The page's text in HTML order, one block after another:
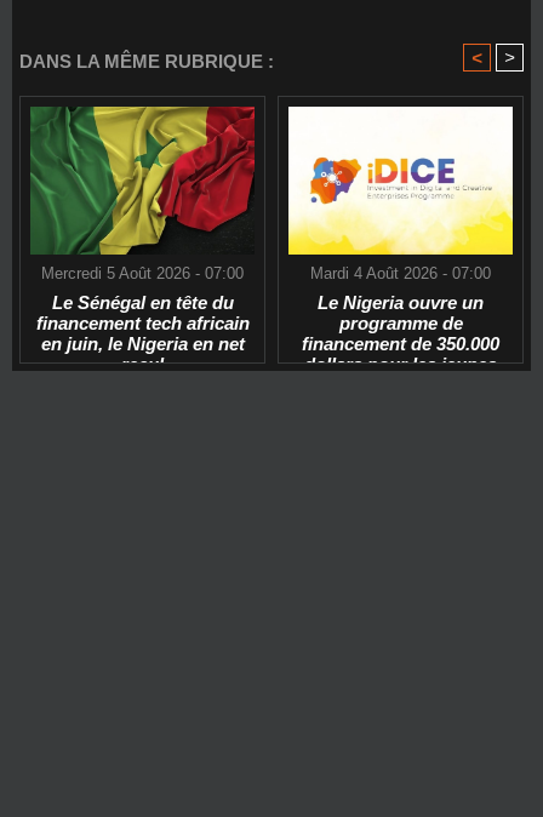
DANS LA MÊME RUBRIQUE : < >
Mercredi 5 Août 2026 - 07:00
Le Sénégal en tête du
financement tech africain
en juin, le Nigeria en net
recul
Mardi 4 Août 2026 - 07:00
Le Nigeria ouvre un
programme de
financement de 350.000
dollars pour les jeunes